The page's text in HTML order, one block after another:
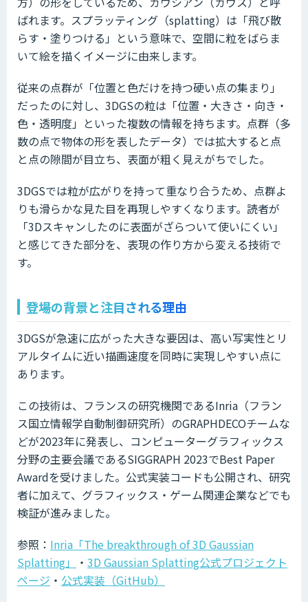
ばれます。スプラッティング（splatting）は「飛び散
らす・塗りつける」という意味で、空間に粒をばらま
いて絵を描くイメージに由来します。
従来の点群が「位置と色だけを持つ硬い点の集まり」
だったのに対し、3DGSの粒は「位置・大きさ・向き・
色・透明度」といった複数の情報を持ちます。点群（多
数の点で物体の形を表したデータ）では拡大すると点
と点の隙間が目立ち、表面が粗く見えがちでした。
3DGSでは粒が広がりを持って重なり合うため、点群よ
りも滑らかな見た目を再現しやすくなります。読者が
「3Dスキャンしたのに表面がざらついて使いにくい」
と感じてきた部分を、表現の作り方から変える技術で
す。
登場の背景と注目される理由
3DGSが急速に広がった大きな要因は、高い写実性とリ
アルタイムに近い描画速度を同時に実現しやすい点に
あります。
この技術は、フランスの研究機関であるInria（フラン
ス国立情報学自動制御研究所）のGRAPHDECOチームな
どが2023年に発表し、コンピューターグラフィックス
分野の主要会議であるSIGGRAPH 2023でBest Paper
Awardを受けました。公式実装コードも公開され、研究
者に加えて、グラフィックス・ゲーム関連企業などでも
検証が進みました。
参照： Inria「The breakthrough of 3D Gaussian
Splatting」
・ 3D Gaussian Splatting公式プロジェクト
ページ ・ 公式実装（GitHub）